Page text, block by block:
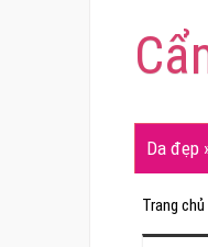
Da đẹp
Trang chủ